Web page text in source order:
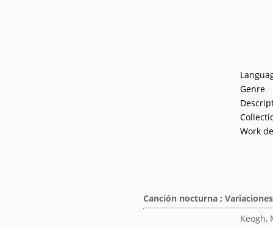
Genre
Work
Canción nocturna ;
Keogh,